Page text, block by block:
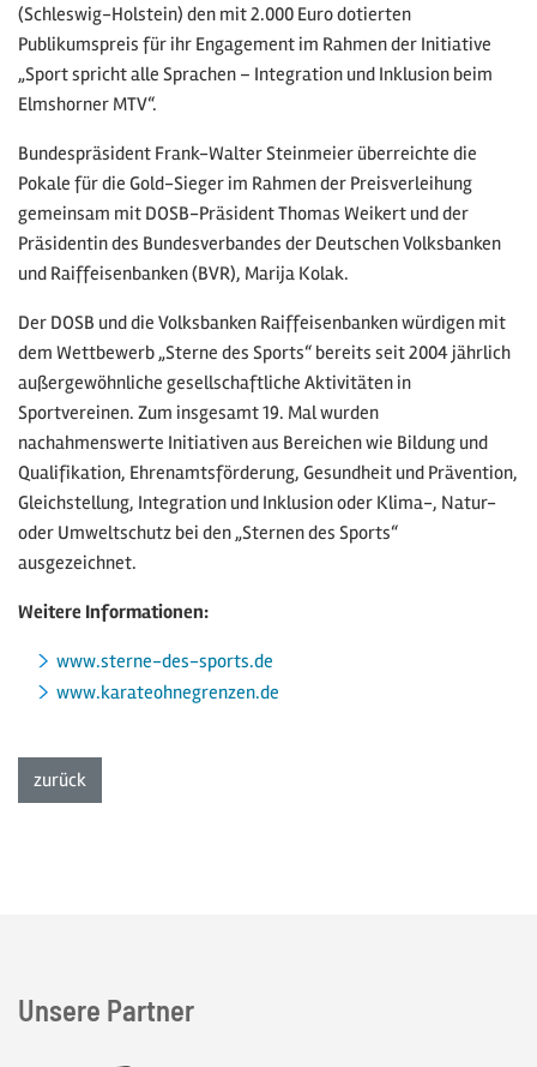
(Schleswig-Holstein) den mit 2.000 Euro dotierten
Publikumspreis für ihr Engagement im Rahmen der Initiative
„Sport spricht alle Sprachen – Integration und Inklusion beim
Elmshorner MTV“.
Bundespräsident Frank-Walter Steinmeier überreichte die
Pokale für die Gold-Sieger im Rahmen der Preisverleihung
gemeinsam mit DOSB-Präsident Thomas Weikert und der
Präsidentin des Bundesverbandes der Deutschen Volksbanken
und Raiffeisenbanken (BVR), Marija Kolak.
Der DOSB und die Volksbanken Raiffeisenbanken würdigen mit
dem Wettbewerb „Sterne des Sports“ bereits seit 2004 jährlich
außergewöhnliche gesellschaftliche Aktivitäten in
Sportvereinen. Zum insgesamt 19. Mal wurden
nachahmenswerte Initiativen aus Bereichen wie Bildung und
Qualifikation, Ehrenamtsförderung, Gesundheit und Prävention,
Gleichstellung, Integration und Inklusion oder Klima-, Natur-
oder Umweltschutz bei den „Sternen des Sports“
ausgezeichnet.
Weitere Informationen:
www.sterne-des-sports.de
www.karateohnegrenzen.de
zurückzur Listenansicht
Unsere Partner